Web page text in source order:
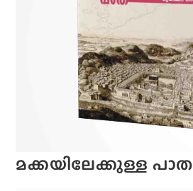
മക്കയിലേക്കുള്ള പാത